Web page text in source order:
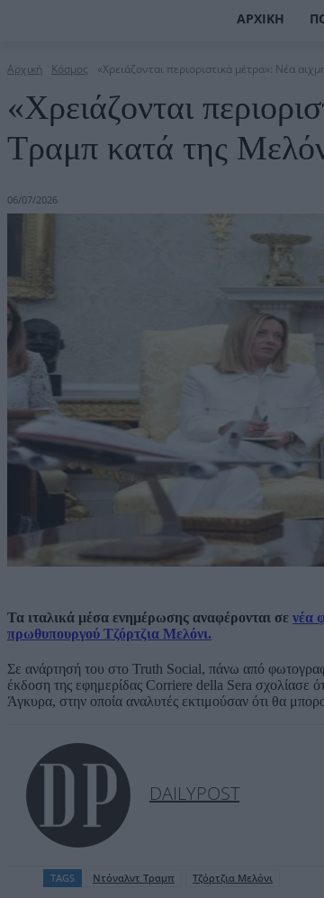
ΑΡΧΙΚΉ
Αρχική Κόσμος «Χρειάζονται περιοριστικά μέτρα»: Νέα
«Χρειάζονται
Τραμπ κατά της
06/07/2026
Τα ιταλικά μέσα ενημέρωσης αναφέρονται σε νέα
πρωθυπουργού Τζόρτζια Μελόνι.
Σε ανάρτησή του στο Truth Social, πάνω από
έκδοση της εφημερίδας Corriere della Sera σχολίασε
Άγκυρα, στην οποία αναλυτές εκτιμούσαν ότι θα
DAILYPOST
TAGS Ντόναλντ Τραμπ Τζόρτζια Μελόνι